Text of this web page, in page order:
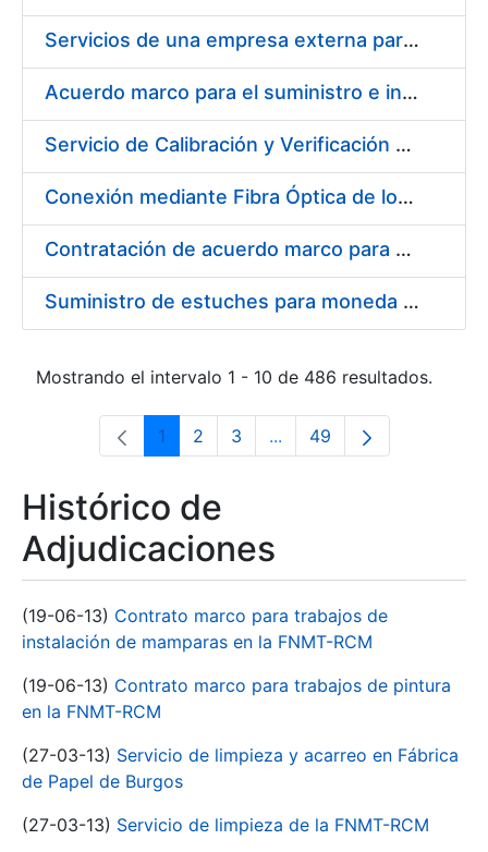
Servicios de una empresa externa para el asesoramiento y resolución de los recursos de alzada que se presentan relacionados con procesos de selección para la FNMT-RCM
Acuerdo marco para el suministro e instalación de persianas, estores y otros complementos
Servicio de Calibración y Verificación Externa de los Equipos de Medición del Servicio de Prevención de la FNMT-RCM
Conexión mediante Fibra Óptica de los Centros de Proceso de Datos (CPDs) de las sedes de la FNMT-RCM de Burgos y Madrid
Contratación de acuerdo marco para el Suministro de Material de Electricidad para la Fábrica Nacional de Moneda y Timbre-Real Casa de la Moneda en su centro de trabajo de Burgos
Suministro de estuches para moneda de 30 €
Mostrando el intervalo 1 - 10 de 486 resultados.
Página
1 Página
2 Página
3 ...Páginas intermedias Use
Página
49
Histórico de
Adjudicaciones
(19-06-13) Contrato marco para trabajos de
instalación de mamparas en la FNMT-RCM
(19-06-13) Contrato marco para trabajos de pintura
en la FNMT-RCM
(27-03-13) Servicio de limpieza y acarreo en Fábrica
de Papel de Burgos
(27-03-13) Servicio de limpieza de la FNMT-RCM